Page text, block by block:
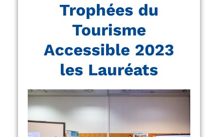
Trophées du
Tourisme
Accessible 2023
les Lauréats